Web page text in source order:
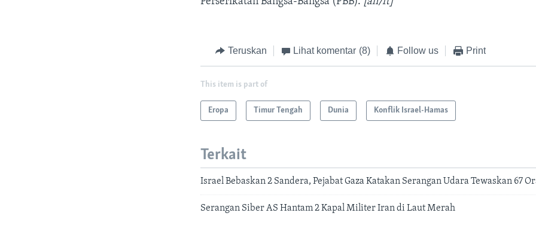
Teruskan Lihat komentar (8) Follow us Print
This item is part of
Eropa Timur Tengah Dunia Konflik Israel-Hamas
Terkait
Israel Bebaskan 2 Sandera, Pejabat Gaza Katakan Serangan Udara Tewaskan 67
Serangan Siber AS Hantam 2 Kapal Militer Iran di Laut Merah